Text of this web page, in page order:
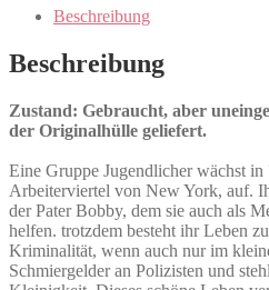
Beschreibung
Beschreibung
Zustand: Gebraucht, aber
der Originalhülle geliefert.
Eine Gruppe Jugendlicher wächst
Arbeiterviertel von New York, auf.
der Pater Bobby, dem sie auch als
helfen. trotzdem besteht ihr Leben
Kriminalität, wenn auch nur im
Schmiergelder an Polizisten und